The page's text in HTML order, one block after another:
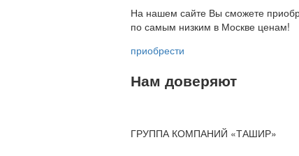
На нашем сайте Вы сможете
по самым низким в Москве ценам!
приобрести
Нам доверяют
ГРУППА КОМПАНИЙ «ТАШИР»